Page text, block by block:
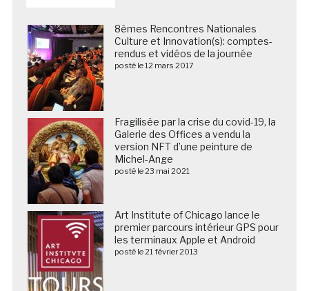
8èmes Rencontres Nationales
Culture et Innovation(s): comptes-
rendus et vidéos de la journée
posté le 12 mars 2017
Fragilisée par la crise du covid-19, la
Galerie des Offices a vendu la
version NFT d’une peinture de
Michel-Ange
posté le 23 mai 2021
Art Institute of Chicago lance le
premier parcours intérieur GPS pour
les terminaux Apple et Android
posté le 21 février 2013